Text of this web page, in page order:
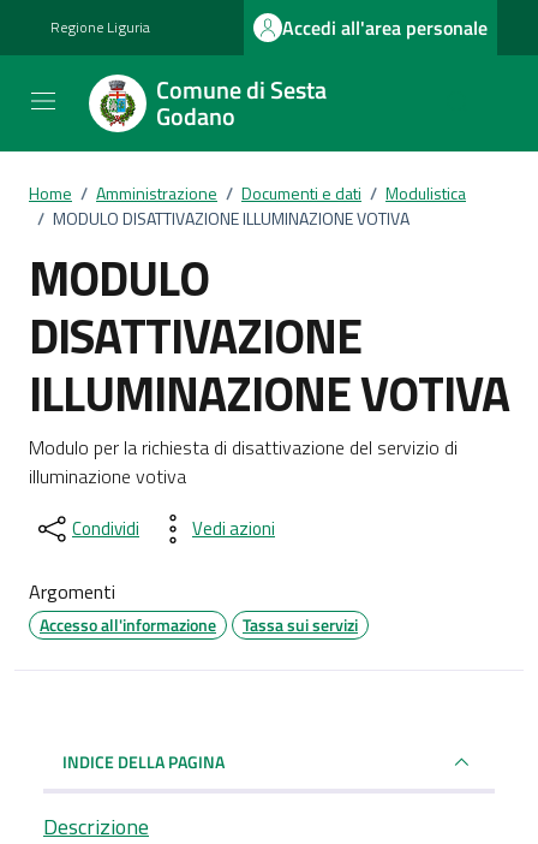
Regione Liguria Accedi all'area personale
Comune di Sesta
Godano
Home / Amministrazione / Documenti e dati / Modulistica
/ MODULO DISATTIVAZIONE ILLUMINAZIONE VOTIVA
MODULO
DISATTIVAZIONE
ILLUMINAZIONE VOTIVA
Dettagli del documento
Modulo per la richiesta di disattivazione del servizio di
illuminazione votiva
Condividi Vedi azioni
Argomenti
Accesso all'informazione Tassa sui servizi
INDICE DELLA PAGINA
Descrizione